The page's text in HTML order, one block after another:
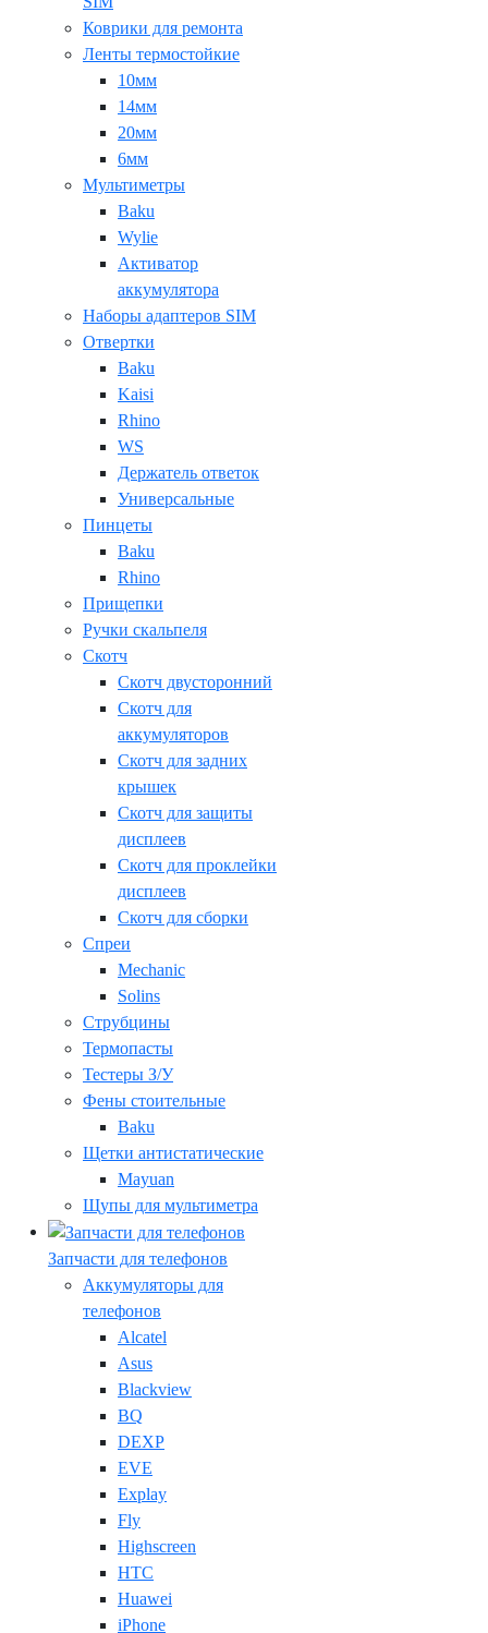
Коврики для ремонта
Ленты термостойкие
10мм
14мм
20мм
6мм
Мультиметры
Baku
Wylie
Активатор
аккумулятора
Наборы адаптеров SIM
Отвертки
Baku
Kaisi
Rhino
WS
Держатель ответок
Универсальные
Пинцеты
Baku
Rhino
Прищепки
Ручки скальпеля
Скотч
Скотч двусторонний
Скотч для
аккумуляторов
Скотч для задних
крышек
Скотч для защиты
дисплеев
Скотч для проклейки
дисплеев
Скотч для сборки
Спреи
Mechanic
Solins
Струбцины
Термопасты
Тестеры З/У
Фены стоительные
Baku
Щетки антистатические
Mayuan
Щупы для мультиметра
Запчасти для телефонов
Аккумуляторы для
телефонов
Alcatel
Asus
Blackview
BQ
DEXP
EVE
Explay
Fly
Highscreen
HTC
Huawei
iPhone